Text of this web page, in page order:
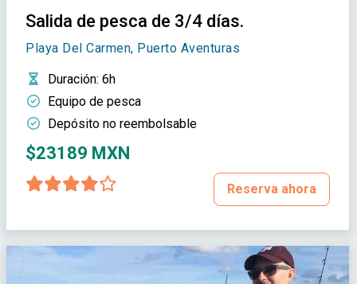
Salida de pesca de 3/4 días.
Playa Del Carmen, Puerto Aventuras
Duración: 6h
Equipo de pesca
Depósito no reembolsable
$23189 MXN
Reserva ahora